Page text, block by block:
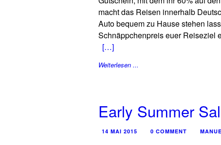
macht das Reisen innerhalb
Auto bequem zu Hause stehen
Schnäppchenpreis euer Reiseziel
[…]
Weiterlesen ...
Early Summer
14 MAI 2015 0 COMMENT